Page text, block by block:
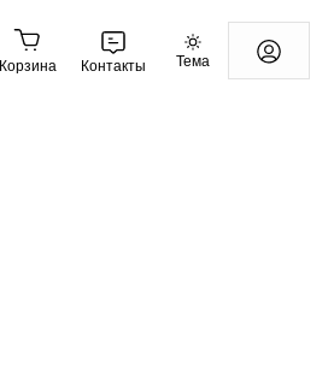
Корзина Контакты Тема